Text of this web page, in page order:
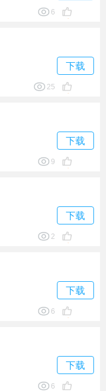
6
下载
25
下载
9
下载
2
下载
6
下载
6